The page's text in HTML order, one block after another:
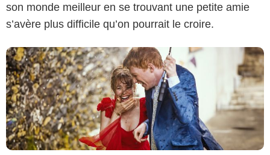
son monde meilleur en se trouvant une petite amie
s’avère plus difficile qu’on pourrait le croire.